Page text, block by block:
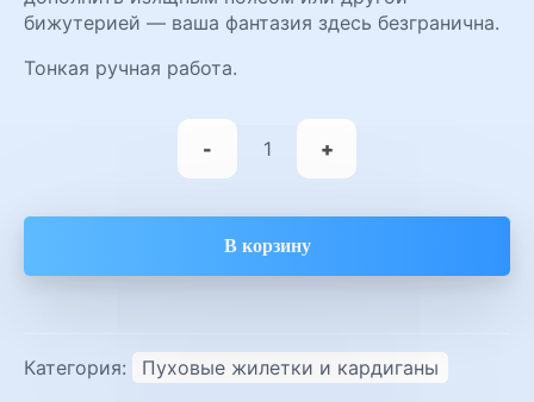
бижутерией — ваша фантазия здесь безгранична.
Тонкая ручная работа.
-
Количество
товара
кардиган
мотив
+
В корзину
Категория: Пуховые жилетки и кардиганы